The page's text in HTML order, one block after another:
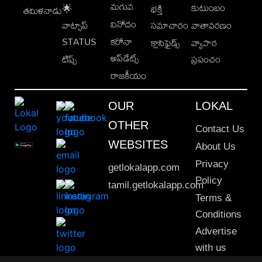
తమిళనాడు🌟
వాట్సాప్
STATUS
టిప్స్
మగువ
వినోదం
కరోనా
అప్‌డేట్స్
రాజకీయం
భక్తి
సమాచారం
క్లాసిఫైడ్స్
కుటుంబం
వాతావరణం
వ్యాపార
ప్రపంచం
OUR
OTHER
WEBSITES
getlokalapp.com
tamil.getlokalapp.com
LOKAL
Contact Us
About Us
Privacy
Policy
Terms &
Conditions
Advertise
with us